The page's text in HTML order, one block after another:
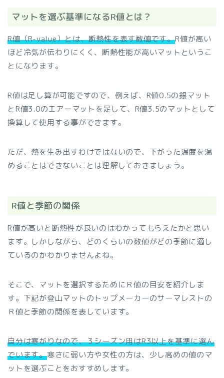
マットを選ぶ基準になるR値とは？
R値（R-value）とは、断熱性を表す数値です。R値が高い
ほど冷気が伝わりにくく、断熱性能が高いマットというこ
とになります。
R値は足し算が可能ですので、例えば、R値0.5の銀マット
とR値3.0のエアーマットを足して、R値3.5のマットとして
換算して使用する事ができます。
ただ、熱を生み出すわけではないので、下がった温度を温
めることはできないことは理解しておきましょう。
R値と季節の関係
R値が高いと断熱性が良いのはわかってもらえたかと思い
ます。しかしながら、どのくらいの数値がどの季節に適し
ているのかわかりませんよね。
そこで、マットを選択するためにＲ値の目安を紹介しま
す。下記が登山マットのトップメーカーのサーマレストの
Ｒ値と季節の関係を表しています。
自分は寒がりなので、３シーズン用はR3以上を基準に選ん
でいます。寒さに弱い方や女性の方は、少し高めの値のマ
ットを選ぶことをおすすめします。